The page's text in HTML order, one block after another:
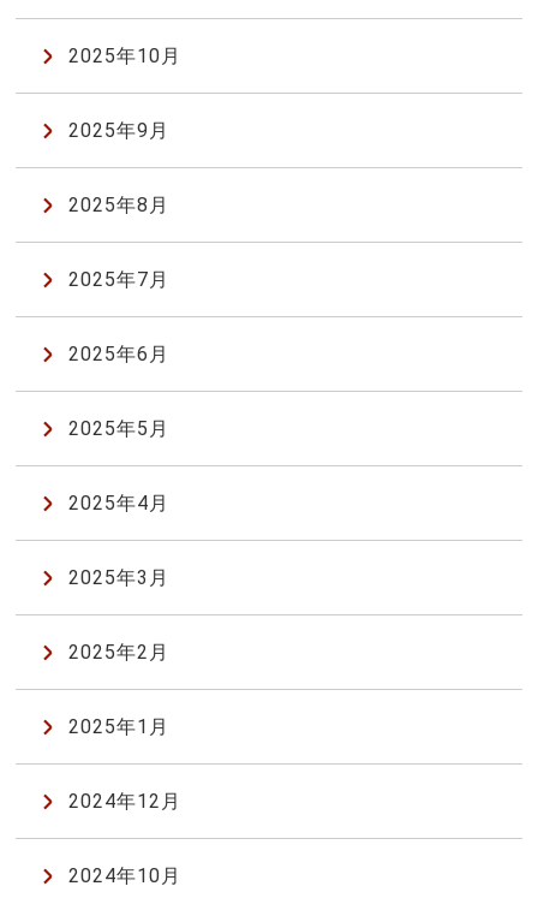
2025年10月
2025年9月
2025年8月
2025年7月
2025年6月
2025年5月
2025年4月
2025年3月
2025年2月
2025年1月
2024年12月
2024年10月